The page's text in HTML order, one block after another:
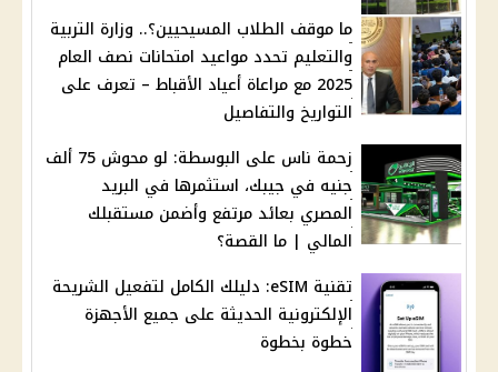
ما موقف الطلاب المسيحيين؟.. وزارة التربية
والتعليم تحدد مواعيد امتحانات نصف العام
2025 مع مراعاة أعياد الأقباط – تعرف على
التواريخ والتفاصيل
زحمة ناس على البوسطة: لو محوش 75 ألف
جنيه في جيبك، استثمرها في البريد
المصري بعائد مرتفع وأضمن مستقبلك
المالي | ما القصة؟
تقنية eSIM: دليلك الكامل لتفعيل الشريحة
الإلكترونية الحديثة على جميع الأجهزة
خطوة بخطوة